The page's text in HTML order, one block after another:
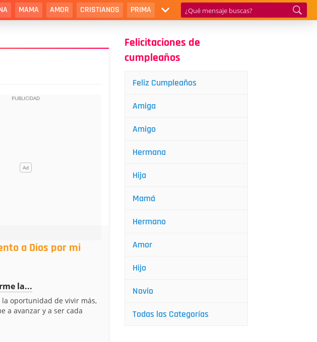
MAMA AMOR CRISTIANOS PRIMA
a Dios por mi
la...
oportunidad de vivir más,
a avanzar y a ser cada
Felicitaciones de
cumpleaños
Feliz Cumpleaños
Amiga
Amigo
Hermana
Hija
Mamá
Hermano
Amor
Hijo
Novio
Todas las Categorías